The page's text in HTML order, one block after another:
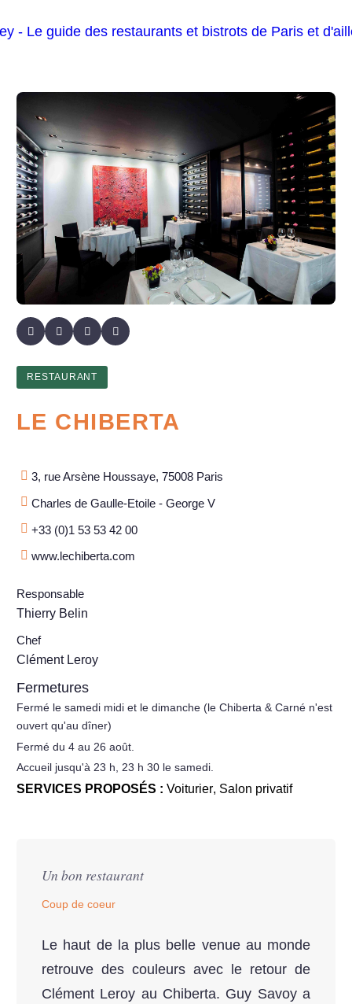
RESTAURANT
LE CHIBERTA
3, rue Arsène Houssaye, 75008 Paris
Charles de Gaulle-Etoile - George V
+33 (0)1 53 53 42 00
www.lechiberta.com
Responsable
Thierry Belin
Chef
Clément Leroy
Fermetures
Fermé le samedi midi et le dimanche (le Chiberta & Carné n'est
ouvert qu'au dîner)
Fermé du 4 au 26 août.
Accueil jusqu'à 23 h, 23 h 30 le samedi.
SERVICES PROPOSÉS : Voiturier, Salon privatif
Un bon restaurant
Coup de coeur
Le haut de la plus belle venue au monde
retrouve des couleurs avec le retour de
Clément Leroy au Chiberta. Guy Savoy a